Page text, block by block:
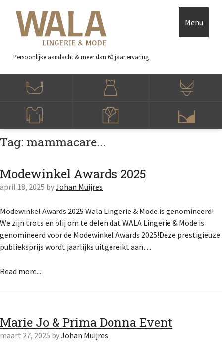
Persoonlijke aandacht & meer dan 60 jaar ervaring
Menu
Tag: mammacare...
Modewinkel Awards 2025
april 18, 2025 byJohan Muijres
Modewinkel Awards 2025 Wala Lingerie & Mode is genomineerd!
We zijn trots en blij om te delen dat WALA Lingerie & Mode is
genomineerd voor de Modewinkel Awards 2025!Deze prestigieuze
publieksprijs wordt jaarlijks uitgereikt aan…
Read more...
Marie Jo & Prima Donna Event
maart 27, 2025 byJohan Muijres